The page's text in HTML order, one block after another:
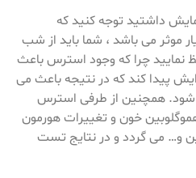
داشتید توجه کنید که
موثر می باشد ، شما باید از شب
نمایید چرا که وجود استرس باعث
پیدا کند که در نتیجه باعث می
همچنین از طرفی استرس
خون و تغییرات هورمون
و… می گردد و در نتایج تست